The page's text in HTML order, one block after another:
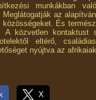
munkákban
Meglátogatják az
És
A közvetlen
eltérő,
nyújtva az
X